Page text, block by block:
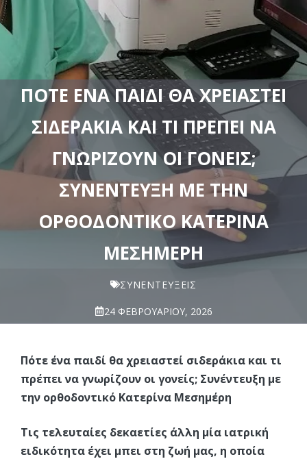
ΠΌΤΕ ΈΝΑ ΠΑΙΔΊ ΘΑ ΧΡΕΙΑΣΤΕΊ
ΣΙΔΕΡΆΚΙΑ ΚΑΙ ΤΙ ΠΡΈΠΕΙ ΝΑ
ΓΝΩΡΊΖΟΥΝ ΟΙ ΓΟΝΕΊΣ;
ΣΥΝΈΝΤΕΥΞΗ ΜΕ ΤΗΝ
ΟΡΘΟΔΟΝΤΙΚΌ ΚΑΤΕΡΊΝΑ
ΜΕΣΗΜΈΡΗ
ΣΥΝΕΝΤΕΎΞΕΙΣ
24 ΦΕΒΡΟΥΑΡΊΟΥ, 2026
Πότε ένα παιδί θα χρειαστεί σιδεράκια και τι
πρέπει να γνωρίζουν οι γονείς; Συνέντευξη με
την ορθοδοντικό Κατερίνα Μεσημέρη
Τις τελευταίες δεκαετίες άλλη μία ιατρική
ειδικότητα έχει μπει στη ζωή μας, η οποία